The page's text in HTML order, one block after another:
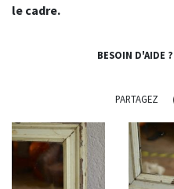
le cadre.
BESOIN D'AIDE ?
PARTAGEZ